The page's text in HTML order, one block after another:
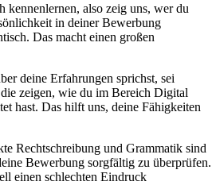
kennenlernen, also zeig uns, wer du
in deiner Bewerbung
Das macht einen großen
deine Erfahrungen sprichst, sei
zeigen, wie du im Bereich Digital
hast. Das hilft uns, deine Fähigkeiten
Rechtschreibung und Grammatik sind
Bewerbung sorgfältig zu überprüfen.
einen schlechten Eindruck